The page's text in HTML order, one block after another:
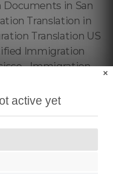
active yet
×